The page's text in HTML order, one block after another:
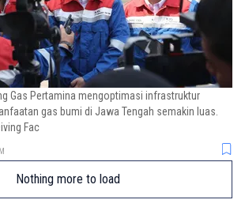
Gas Pertamina mengoptimasi infrastruktur
gas bumi di Jawa Tengah semakin luas.
Fac
Nothing more to load